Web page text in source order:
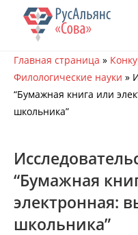
Перейти
содержимому
Главная страница »
Филологические науки »
“Бумажная книга или
школьника”
“Бумажная
электронная:
школьника”